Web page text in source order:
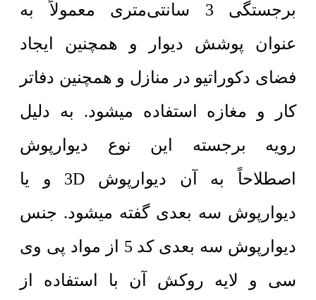
برجستگی 3 سانتی‌متری معمولاً به
عنوان پوشش دیوار و همچنین ایجاد
فضای دکوراتیو در منازل و همچنین دفاتر
کار و مغازه استفاده میشود. به دلیل
رویه برجسته این نوع دیوارپوش
اصطلاحاً به آن دیوارپوش 3D و یا
دیوارپوش سه بعدی گفته میشود. جنس
دیوارپوش سه بعدی کد 5 از مواد پی وی
سی و لایه روکش آن با استفاده از